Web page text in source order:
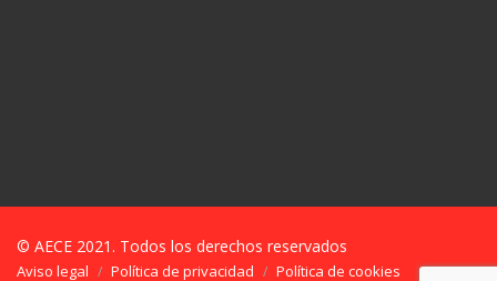
© AECE 2021. Todos los derechos reservados
Aviso legal Política de privacidad Política de cookies